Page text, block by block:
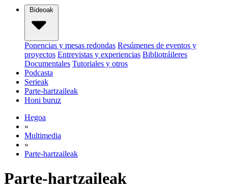
Bideoak
Ponencias y mesas redondas Resúmenes de eventos y
proyectos Entrevistas y experiencias Bibliotráileres
Documentales Tutoriales y otros
Podcasta
Serieak
Parte-hartzaileak
Honi buruz
Hegoa
»
Multimedia
»
Parte-hartzaileak
Parte-hartzaileak